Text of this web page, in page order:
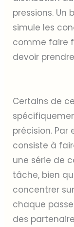
pressions. Un
simule les
comme faire
devoir
Certains de
précision. Par
consiste à
une série de
tâche, bien
concentrer
chaque
des